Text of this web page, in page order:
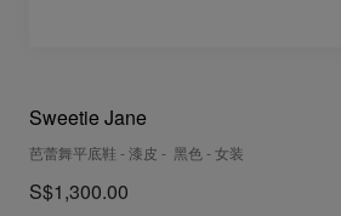
Sweetie Jane
芭蕾舞平底鞋 - 漆皮 - 黑色 - 女装
S$1,300.00